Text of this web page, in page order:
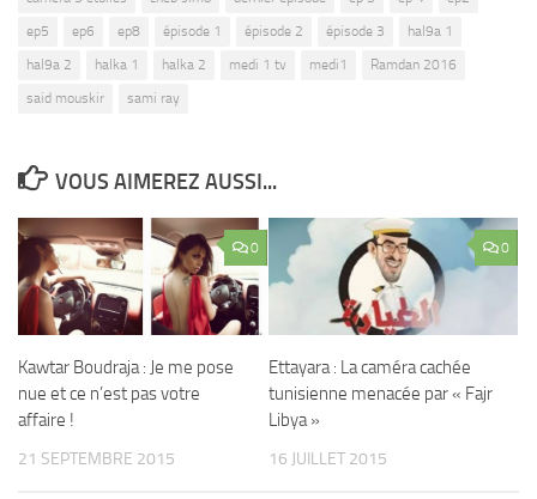
ep5
ep6 ep8 épisode 1 épisode 2 épisode 3
hal9a 1
hal9a 2
halka 1 halka 2 medi 1 tv medi1
Ramdan 2016
said mouskir
sami ray
VOUS AIMEREZ AUSSI...
0
Kawtar Boudraja : Je me pose
nue et ce n’est pas votre
affaire !
21 SEPTEMBRE 2015
0
Ettayara : La caméra cachée
tunisienne menacée par « Fajr
Libya »
16 JUILLET 2015